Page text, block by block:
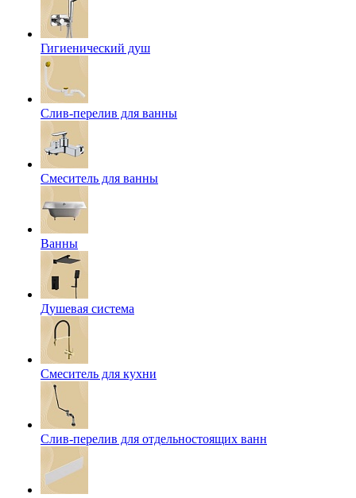
Гигиенический душ
Слив-перелив для ванны
Смеситель для ванны
Ванны
Душевая система
Смеситель для кухни
Слив-перелив для отдельностоящих ванн